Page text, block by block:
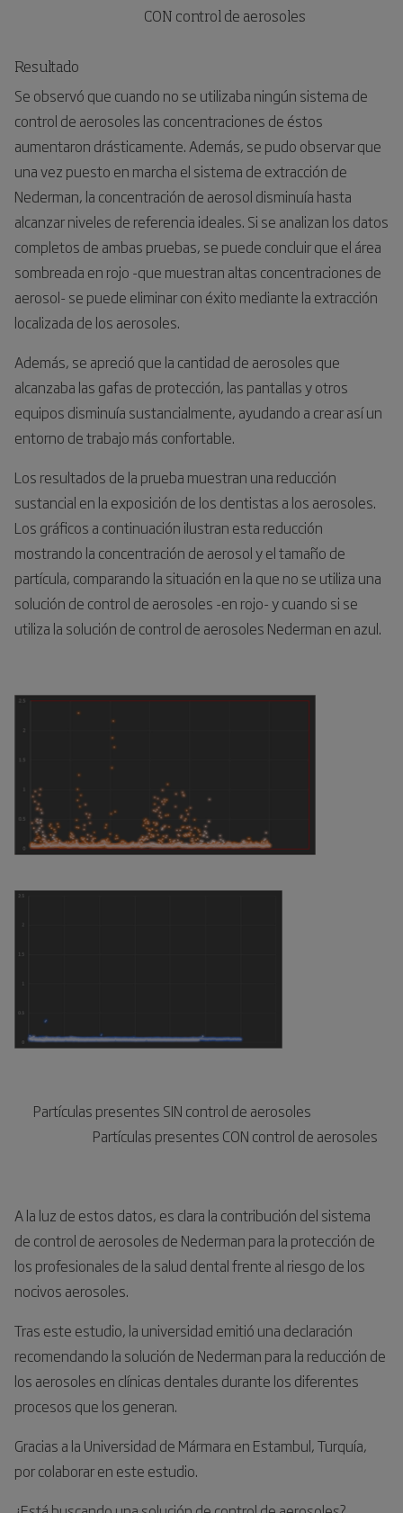
						C
ON control de aerosoles
Resultado
Se observó que cuando no se utilizaba ningún sistema de
control de aerosoles las concentraciones de éstos
aumentaron drásticamente. Además, se pudo observar que
una vez puesto en marcha el sistema de extracción de
Nederman, la concentración de aerosol disminuía hasta
alcanzar niveles de referencia ideales. Si se analizan los datos
completos de ambas pruebas, se puede concluir que el área
sombreada en rojo -que muestran altas concentraciones de
aerosol- se puede eliminar con éxito mediante la extracción
localizada de los aerosoles.
Además, se apreció que la cantidad de aerosoles que
alcanzaba las gafas de protección, las pantallas y otros
equipos disminuía sustancialmente, ayudando a crear así un
entorno de trabajo más confortable.
Los resultados de la prueba muestran una reducción
sustancial en la exposición de los dentistas a los aerosoles.
Los gráficos a continuación ilustran esta reducción
mostrando la concentración de aerosol y el tamaño de
partícula, comparando la situación en la que no se utiliza una
solución de control de aerosoles -en rojo- y cuando si se
utiliza la solución de control de aerosoles Nederman en azul.
Partículas presentes SIN control de aerosoles
Partículas presentes CON control de aerosoles
A la luz de estos datos, es clara la contribución del sistema
de control de aerosoles de Nederman para la protección de
los profesionales de la salud dental frente al riesgo de los
nocivos aerosoles.
Tras este estudio, la universidad emitió una declaración
recomendando la solución de Nederman para la reducción de
los aerosoles en clínicas dentales durante los diferentes
procesos que los generan.
Gracias a la Universidad de Mármara en Estambul, Turquía,
por colaborar en este estudio.